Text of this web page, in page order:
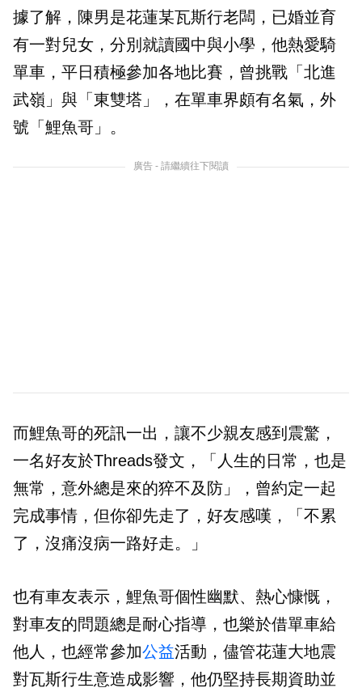
據了解，陳男是花蓮某瓦斯行老闆，已婚並育
有一對兒女，分別就讀國中與小學，他熱愛騎
單車，平日積極參加各地比賽，曾挑戰「北進
武嶺」與「東雙塔」，在單車界頗有名氣，外
號「鯉魚哥」。
廣告 - 請繼續往下閱讀
而鯉魚哥的死訊一出，讓不少親友感到震驚，
一名好友於Threads發文，「人生的日常，也是
無常，意外總是來的猝不及防」，曾約定一起
完成事情，但你卻先走了，好友感嘆，「不累
了，沒痛沒病一路好走。」
也有車友表示，鯉魚哥個性幽默、熱心慷慨，
對車友的問題總是耐心指導，也樂於借單車給
他人，也經常參加公益活動，儘管花蓮大地震
對瓦斯行生意造成影響，他仍堅持長期資助並